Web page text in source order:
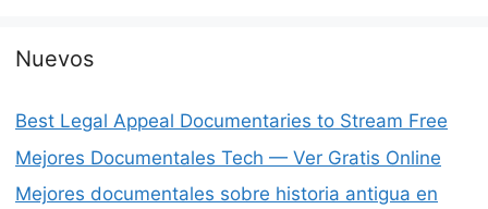
Nuevos
Best Legal Appeal Documentaries to Stream Free
Mejores Documentales Tech — Ver Gratis Online
Mejores documentales sobre historia antigua en